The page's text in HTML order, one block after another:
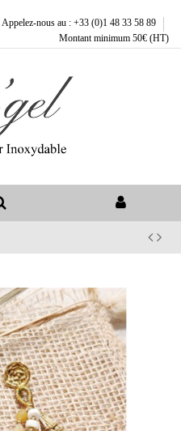
Appelez-nous au : +33 (0)1 48 33 58 89
Montant minimum 50€ (HT)